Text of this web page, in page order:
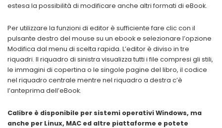
estesa la possibilità di modificare anche altri formati di eBook.
Per utilizzare la funzioni di editor è sufficiente fare clic con il
pulsante destro del mouse su un ebook e selezionare l’opzione
Modifica dal menu di scelta rapida. L’editor è diviso in tre
riquadri. Il riquadro di sinistra visualizza tutti i file compresi gli stili,
le immagini di copertina o le singole pagine del libro, il codice
nel riquadro centrale mentre nel riquadro a destra c’è
l’anteprima dell’eBook.
Calibre è disponibile per sistemi operativi Windows, ma
anche per Linux, MAC ed altre piattaforme e potete